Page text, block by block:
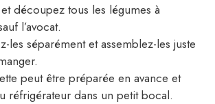
découpez tous les légumes à
l’avocat.
les séparément et assemblez-les juste
peut être préparée en avance et
réfrigérateur dans un petit bocal.